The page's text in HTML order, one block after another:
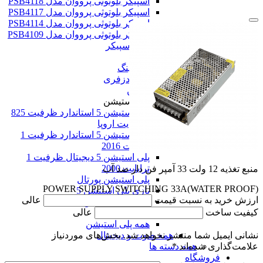
اسپیکر بلوتوثی پرووان مدل PSB4117
اسپیکر بلوتوثی پرووان مدل PSB4114
اسپیکر بلوتوثی پرووان مدل PSB4109
همه اسپیکر
هدست گیمینگ
هدفون و هندزفری
پلی استیشن
پلی استیشن
پلی استیشن 5 استاندارد ظرفیت 825
گیگابایت اروپا
پلی استیشن 5 استاندارد ظرفیت 1
ترابایت 2016
پلی استیشن 5 دیجیتال ظرفیت 1
ترابایت 2000
پلی استیشن پورتال
بازی پلی استیشن 5
همه پلی استیشن
همه صوت و دیجیتال
همه دسته ها
فروشگاه
منبع تغذیه 12 ولت 33 آمپر فن دار ضد آب
POWER SUPPLY SWITCHING 33A(WATER PROOF)
ارزش خرید به نسبت قیمت
عالی
کیفیت ساخت
عالی
نشانی ایمیل شما منتشر نخواهد شد. بخش‌های موردنیاز
علامت‌گذاری شده‌اند*